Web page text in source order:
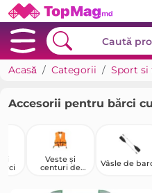
Acasă Categorii Sport si
Accesorii pentru bărci
Veste și
centuri de
Vâsle de